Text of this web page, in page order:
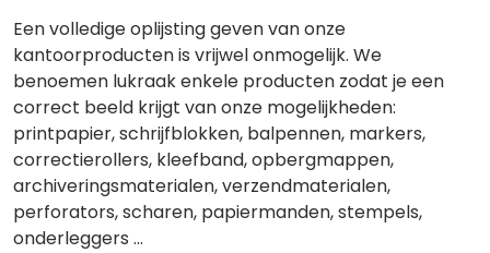
Een volledige oplijsting geven van onze
kantoorproducten is vrijwel onmogelijk. We
benoemen lukraak enkele producten zodat je een
correct beeld krijgt van onze mogelijkheden:
printpapier, schrijfblokken, balpennen, markers,
correctierollers, kleefband, opbergmappen,
archiveringsmaterialen, verzendmaterialen,
perforators, scharen, papiermanden, stempels,
onderleggers ...